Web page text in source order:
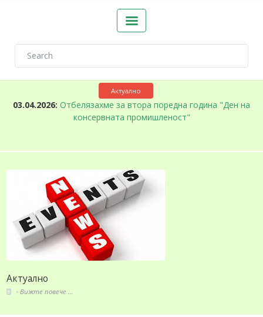
Актуално
03.04.2026: Отбелязахме за втора поредна година "Ден на
консервната промишленост"
Актуално
Вижте повече ...